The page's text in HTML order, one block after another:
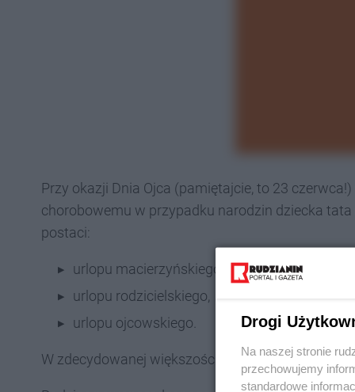
Przy okazji Dnia Ojca (pamiętajcie, to 23
chorobowemu w przypadku narodzin dziecka
postaci:
urlopu macierzyńskiego,
urlopu rodzicielskiego,
urlopu ojcowskiego.
W zdecydowanej większości tatusiowe korzystają
Drogi
Na naszej stronie
przechowujemy
standardowe